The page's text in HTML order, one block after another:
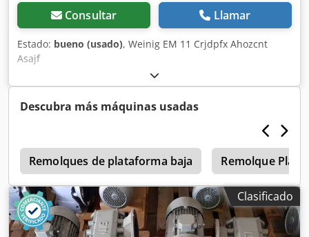
Consultar Llamar
Estado: bueno (usado), Weinig EM 11 Crjdpfx Ahozcnt
Asajf
Descubra más máquinas usadas
Remolques de plataforma baja Remolque
Clasificado